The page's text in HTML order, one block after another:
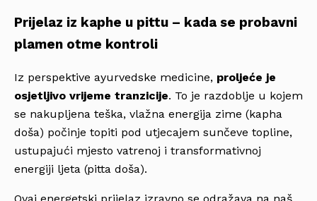
Prijelaz iz kaphe u pittu – kada se probavni
plamen otme kontroli
Iz perspektive ayurvedske medicine, proljeće je
osjetljivo vrijeme tranzicije. To je razdoblje u kojem
se nakupljena teška, vlažna energija zime (kapha
doša) počinje topiti pod utjecajem sunčeve topline,
ustupajući mjesto vatrenoj i transformativnoj
energiji ljeta (pitta doša).